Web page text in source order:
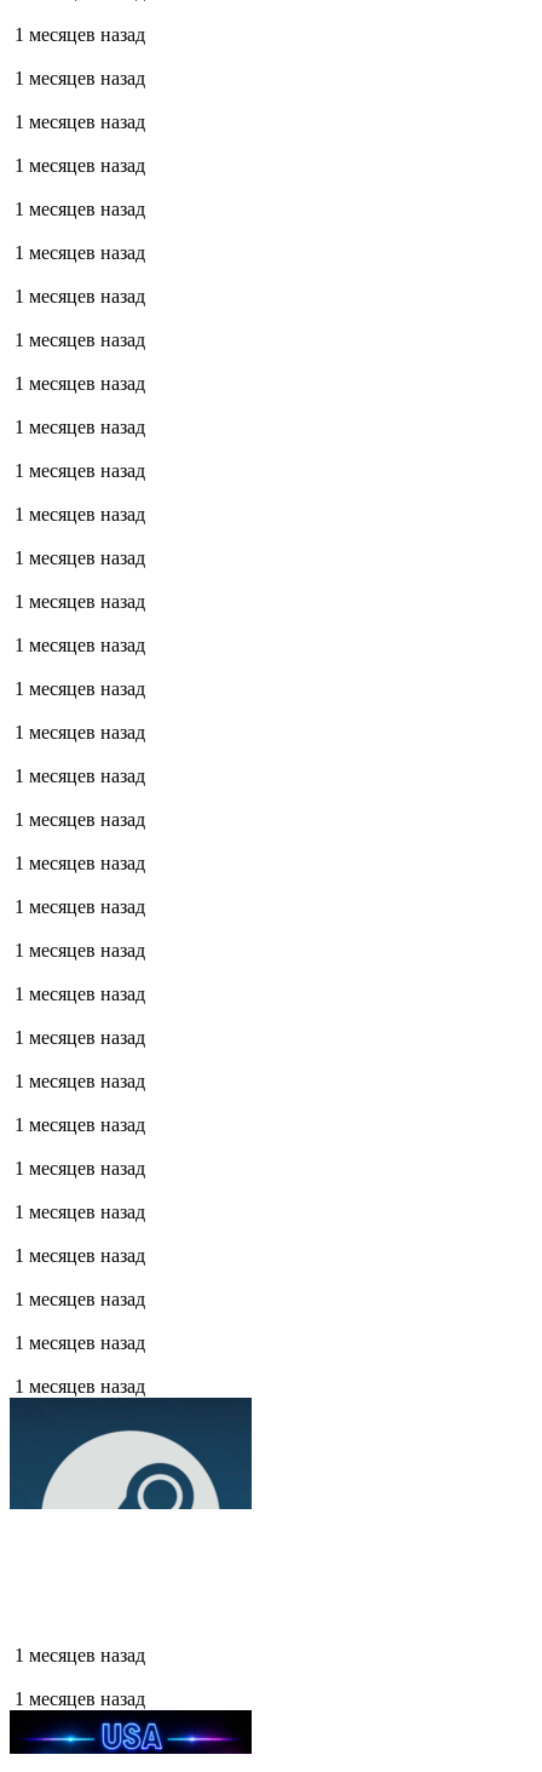
1 месяцев назад
1 месяцев назад
1 месяцев назад
1 месяцев назад
1 месяцев назад
1 месяцев назад
1 месяцев назад
1 месяцев назад
1 месяцев назад
1 месяцев назад
1 месяцев назад
1 месяцев назад
1 месяцев назад
1 месяцев назад
1 месяцев назад
1 месяцев назад
1 месяцев назад
1 месяцев назад
1 месяцев назад
1 месяцев назад
1 месяцев назад
1 месяцев назад
1 месяцев назад
1 месяцев назад
1 месяцев назад
1 месяцев назад
1 месяцев назад
1 месяцев назад
1 месяцев назад
1 месяцев назад
1 месяцев назад
1 месяцев назад
1 месяцев назад
1 месяцев назад